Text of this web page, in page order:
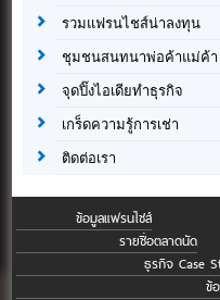
รวมแฟรนไชส์น่าลงทุน
ชุมชนสนทนาพ่อค้าแม่ค้า
จุดปิ๊งไอเดียทำธุรกิจ
เกร็ดความรู้การเช่า
ติดต่อเรา
ข้อมูลแฟรนไชส์
รายชื่อตลาดนัด
ธุรกิจ Case
ข้